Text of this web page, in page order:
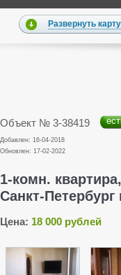
Развернуть карту
Объект № 3-38419
Добавлен: 16-04-2018
Обновлен: 17-02-2022
1-комн. квартира,
Санкт-
Цена: 18 000 рублей